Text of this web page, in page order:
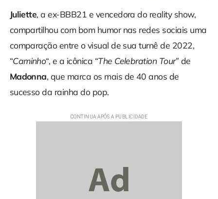
Juliette, a ex-BBB21 e vencedora do reality show,
compartilhou com bom humor nas redes sociais uma
comparação entre o visual de sua turnê de 2022,
“Caminho“, e a icônica “The Celebration Tour” de
Madonna, que marca os mais de 40 anos de
sucesso da rainha do pop.